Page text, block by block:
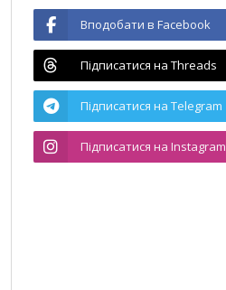
Вподобати в Facebook
Підписатися на Threads
Підписатися на Telegram
Підписатися на Instagram